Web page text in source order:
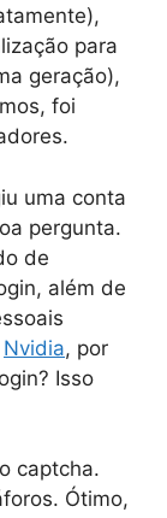
para
geração),
foi
uma conta
pergunta.
de
além de
Nvidia, por
Isso
captcha.
Ótimo,